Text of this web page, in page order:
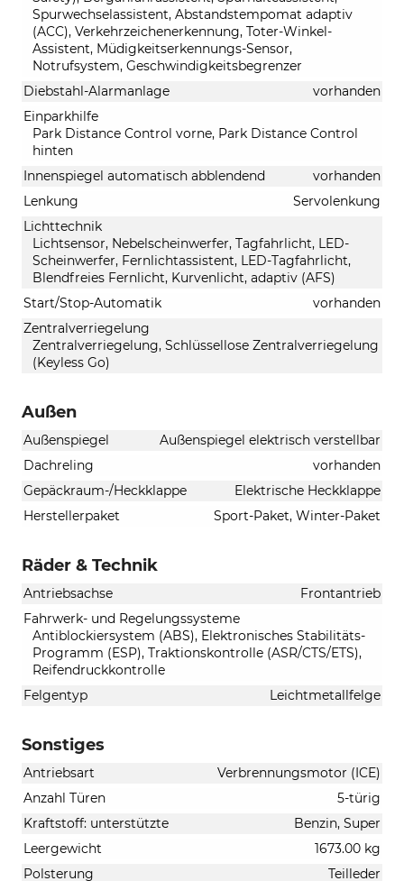
Spurwechselassistent, Abstandstempomat adaptiv
(ACC), Verkehrzeichenerkennung, Toter-Winkel-
Assistent, Müdigkeitserkennungs-Sensor,
Notrufsystem, Geschwindigkeitsbegrenzer
Diebstahl-Alarmanlage
vorhanden
Einparkhilfe
Park Distance Control vorne, Park Distance Control
hinten
Innenspiegel automatisch abblendend
vorhanden
Lenkung
Servolenkung
Lichttechnik
Lichtsensor, Nebelscheinwerfer, Tagfahrlicht, LED-
Scheinwerfer, Fernlichtassistent, LED-Tagfahrlicht,
Blendfreies Fernlicht, Kurvenlicht, adaptiv (AFS)
Start/Stop-Automatik
vorhanden
Zentralverriegelung
Zentralverriegelung, Schlüssellose Zentralverriegelung
(Keyless Go)
Außen
Außenspiegel
Außenspiegel elektrisch verstellbar
Dachreling
vorhanden
Gepäckraum-/Heckklappe
Elektrische Heckklappe
Herstellerpaket
Sport-Paket, Winter-Paket
Räder & Technik
Antriebsachse
Frontantrieb
Fahrwerk- und Regelungssysteme
Antiblockiersystem (ABS), Elektronisches Stabilitäts-
Programm (ESP), Traktionskontrolle (ASR/CTS/ETS),
Reifendruckkontrolle
Felgentyp
Leichtmetallfelge
Sonstiges
Antriebsart
Verbrennungsmotor (ICE)
Anzahl Türen
5-türig
Kraftstoff: unterstützte
Benzin, Super
Leergewicht
1673.00 kg
Polsterung
Teilleder